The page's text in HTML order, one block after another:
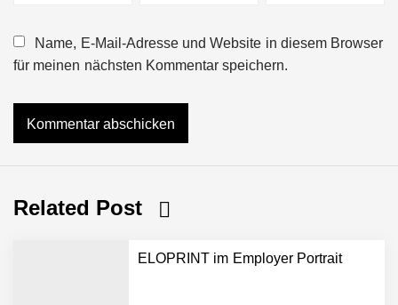
Name, E-Mail-Adresse und Website in diesem Browser
für meinen nächsten Kommentar speichern.
Related Post
ELOPRINT im Employer Portrait